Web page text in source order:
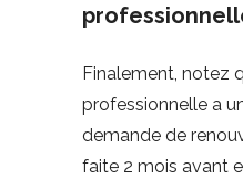
Finalement, notez
professionnelle a
demande de
faite 2 mois avant